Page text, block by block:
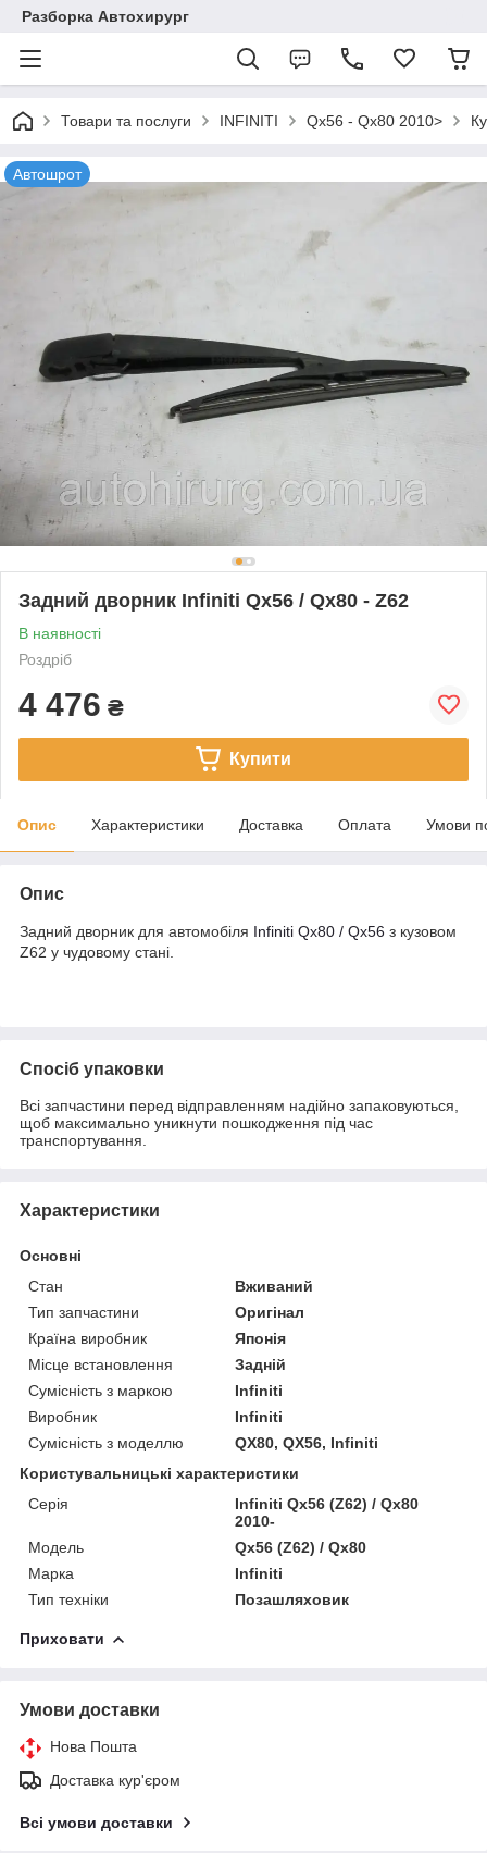
Разборка Автохирург
Товари та послуги INFINITI Qx56 - Qx80 2010>
Автошрот
Задний дворник Infiniti Qx56 / Qx80 - Z62
В наявності
Роздріб
4 476 ₴
Купити
Опис Характеристики Доставка Оплата Умови
Опис
Задний дворник для автомобіля Infiniti Qx80 / Qx56 з кузовом
Z62 у чудовому стані.
Спосіб упаковки
Всі запчастини перед відправленням надійно запаковуються,
щоб максимально уникнути пошкодження під час
транспортування.
Характеристики
Основні
Стан
Вживаний
Тип запчастини
Оригінал
Країна виробник
Японія
Місце встановлення
Задній
Сумісність з маркою
Infiniti
Виробник
Infiniti
Сумісність з моделлю
QX80, QX56, Infiniti
Користувальницькі характеристики
Серія
Infiniti Qx56 (Z62) / Qx80
2010-
Модель
Qx56 (Z62) / Qx80
Марка
Infiniti
Тип техніки
Позашляховик
Приховати
Умови доставки
Нова Пошта
Доставка кур'єром
Всі умови доставки